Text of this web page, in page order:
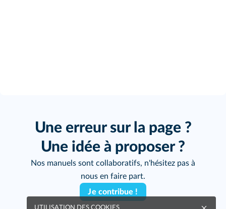
Une erreur sur la page ?
Une idée à proposer ?
Nos manuels sont collaboratifs, n'hésitez pas à
nous en faire part.
Je contribue !